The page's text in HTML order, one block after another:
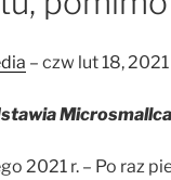
– czw lut 18,
2021 r. – Po raz